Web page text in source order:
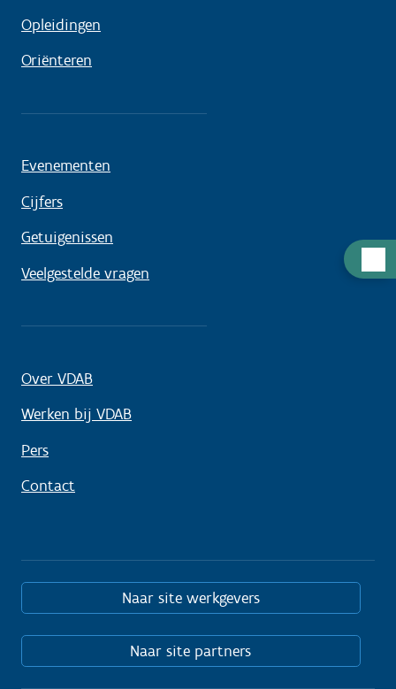
Opleidingen
Oriënteren
Evenementen
Cijfers
Getuigenissen
Veelgestelde vragen
Over VDAB
Werken bij VDAB
Pers
Contact
Naar site werkgevers
Naar site partners